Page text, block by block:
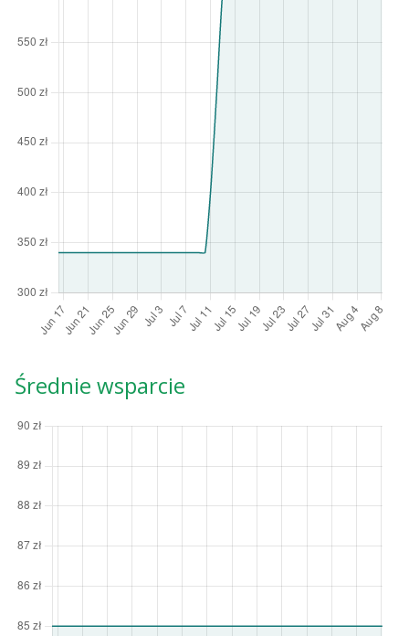
Średnie wsparcie